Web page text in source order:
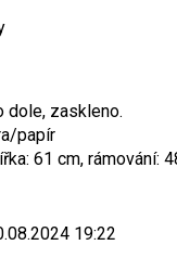
dole, zaskleno.
papír
61 cm, rámování:
19:22